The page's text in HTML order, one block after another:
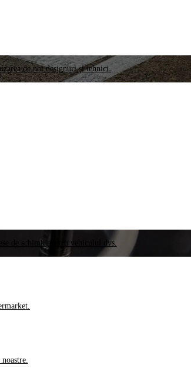
de noi designuri și tehnici.
de schimb pentru vehiculul dvs.